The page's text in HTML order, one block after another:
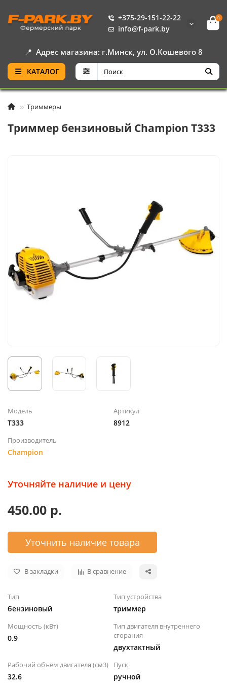
+375-29-151-22-22
info@f-park.by
0
📍 Адрес магазина: г.Минск, ул. О.Кошевого 8
КАТАЛОГ
Триммеры
Триммер бензиновый Champion T333
Модель
T333
Артикул
8912
Производитель
Champion
Уточняйте наличие и цену
450.00 р.
Уточнить наличие товара
В закладки В сравнение
Тип
бензиновый
Тип устройства
триммер
Мощность (кВт)
0.9
Тип двигателя внутреннего
сгорания
двухтактный
Рабочий объём двигателя (см3)
32.6
Пуск
ручной